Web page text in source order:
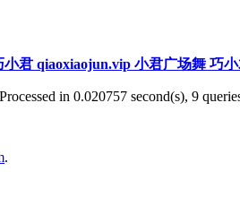
小君 qiaoxiaojun.vip 小君广场舞 巧
in 0.020757 second(s), 9
.